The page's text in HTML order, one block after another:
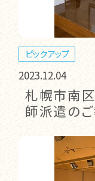
ピックアップ
2023.12.04
札幌市南
師派遣の